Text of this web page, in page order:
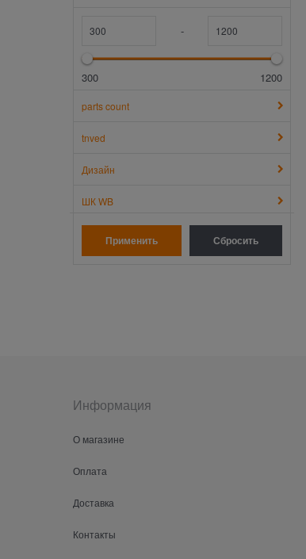
-
300 1200
parts count
tnved
Дизайн
ШК WB
Информация
О магазине
Оплата
Доставка
Контакты